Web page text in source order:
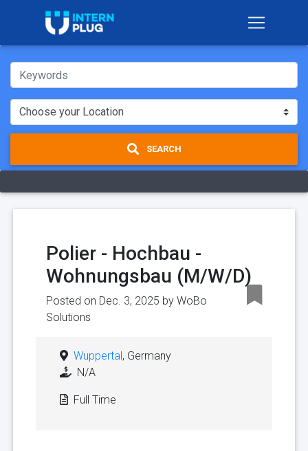
SEARCH
Polier - Hochbau -
Wohnungsbau (M/W/D)
Posted on Dec. 3, 2025 by WoBo
Solutions
Wuppertal, Germany
N/A
Full Time